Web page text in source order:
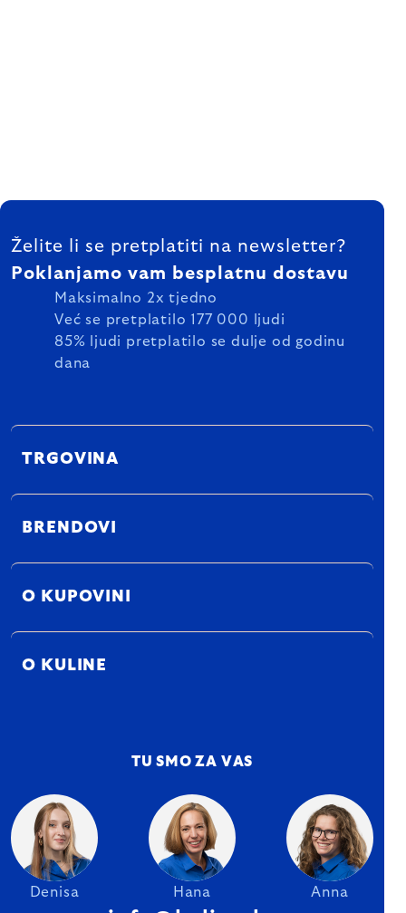
FOOTER
Želite li se pretplatiti na newsletter?
Poklanjamo vam besplatnu dostavu
Maksimalno 2x tjedno
Već se pretplatilo 177 000 ljudi
85% ljudi pretplatilo se dulje od godinu
dana
TRGOVINA
BRENDOVI
O KUPOVINI
O KULINE
TU SMO ZA VAS
Denisa Hana Anna